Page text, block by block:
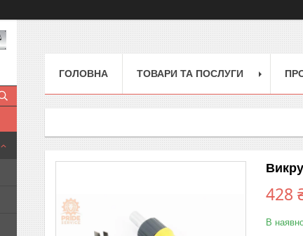
ГОЛОВНА ТОВАРИ ТА ПОСЛУГИ
428
В